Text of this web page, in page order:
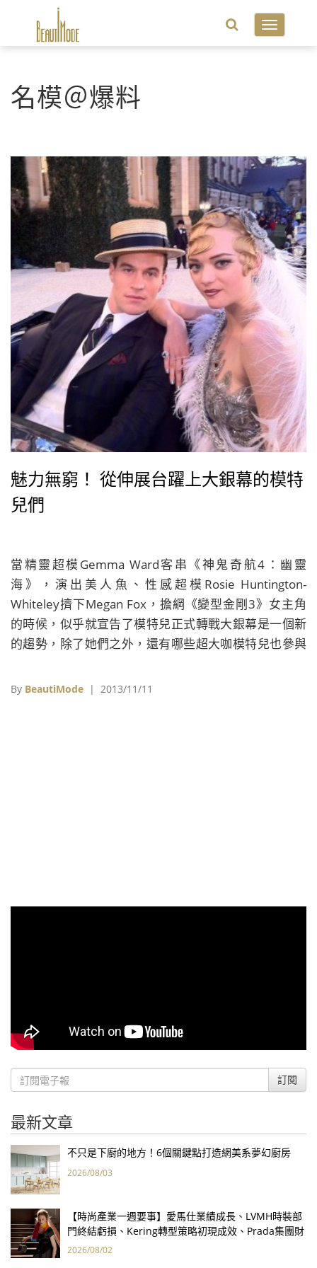
Toggle
名模＠爆料
魅力無窮！ 從伸展台躍上大銀幕的模特
兒們
當精靈超模Gemma Ward客串《神鬼奇航4：幽靈
海》，演出美人魚、性感超模Rosie Huntington-
Whiteley擠下Megan Fox，擔綱《變型金剛3》女主角
的時候，似乎就宣告了模特兒正式轉戰大銀幕是一個新
的趨勢，除了她們之外，還有哪些超大咖模特兒也參與
By BeautiMode | 2013/11/11
訂閱
最新文章
不只是下廚的地方！6個關鍵點打造網美系夢幻廚房
2026/08/03
【時尚產業一週要事】愛馬仕業績成長、LVMH時裝部
門終結虧損、Kering轉型策略初現成效、Prada集團財
報亮眼
2026/08/02